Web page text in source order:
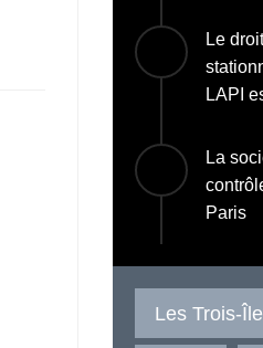
Le
LAPI
La
Paris
Les Trois-